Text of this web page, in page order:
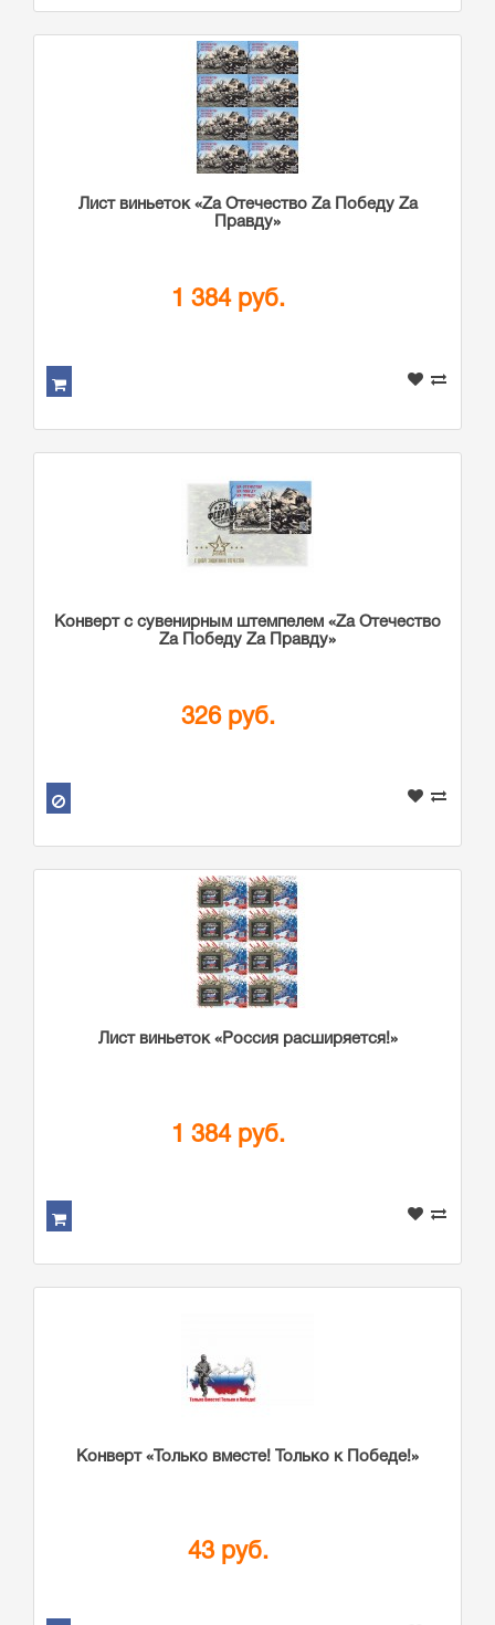
Лист виньеток «Zа Отечество Zа Победу Zа
Правду»
1 384 руб.
Конверт с сувенирным штемпелем «Zа Отечество
Zа Победу Zа Правду»
326 руб.
Лист виньеток «Россия расширяется!»
1 384 руб.
Конверт «Только вместе! Только к Победе!»
43 руб.